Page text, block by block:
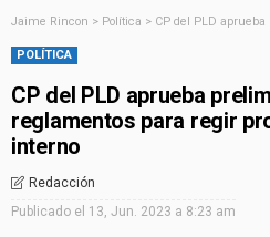
Jaime Rincon > Política > CP del PLD aprueba
POLÍTICA
CP del PLD aprueba
reglamentos para regir
interno
Redacción
Publicado el 13, Jun. 2023 a 8:23 am